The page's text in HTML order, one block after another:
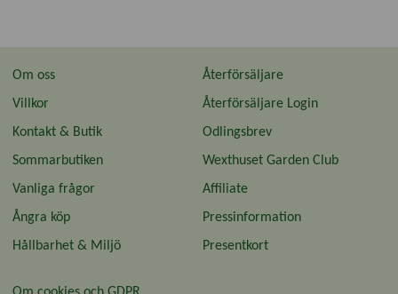
Om oss
Villkor
Kontakt & Butik
Sommarbutiken
Vanliga frågor
Ångra köp
Hållbarhet & Miljö
Återförsäljare
Återförsäljare Login
Odlingsbrev
Wexthuset Garden Club
Affiliate
Pressinformation
Presentkort